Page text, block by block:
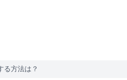
る方法は？